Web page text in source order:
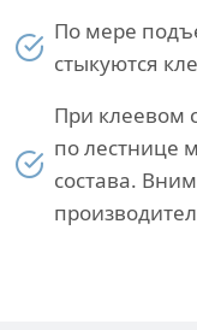
По мере
стыкуются
При клеевом
по лестнице
состава.